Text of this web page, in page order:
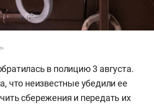
в полицию 3 августа.
что неизвестные убедили ее
сбережения и передать их